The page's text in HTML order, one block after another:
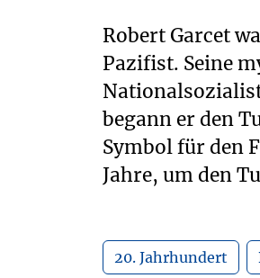
Robert Garcet
Pazifist. Seine
begann er den
Symbol für den
Jahre, um den
Etagen kann der
Garcets zu
auf vier
20. Jahrhundert